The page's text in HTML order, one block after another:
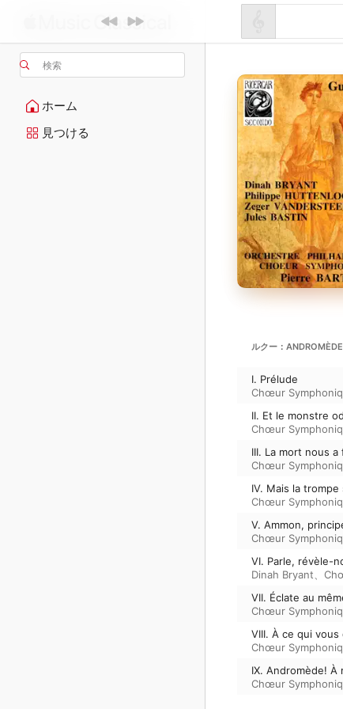
検索
ホーム
見つける
ルクー：
I. Prélude
Chœur
II. Et le monstre
Chœur
III. La mort nous a
Chœur
IV. Mais la trompe
Chœur
V. Ammon,
Chœur
VI. Parle, révèle-
Dinah Bryant
VII. Éclate au
Chœur
VIII. À ce qui vous
Chœur
IX. Andromède! À
Chœur